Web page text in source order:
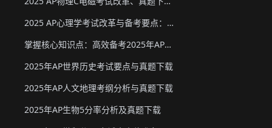
2025 AP心理学考试改革与备考要点：真题下载&教材推荐
掌握核心知识点：高效备考2025年AP化学
2025年AP世界历史考试要点与真题下载
2025年AP人文地理考纲分析与真题下载
2025年AP生物5分率分析及真题下载